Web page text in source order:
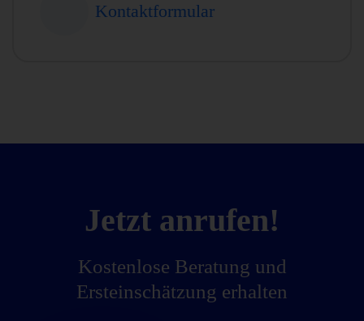
Kontaktformular
Jetzt anrufen!
Kostenlose Beratung und
Ersteinschätzung erhalten